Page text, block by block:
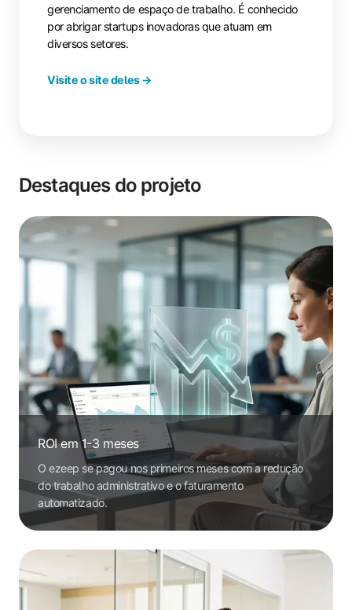
gerenciamento de espaço de trabalho. É conhecido
por abrigar startups inovadoras que atuam em
diversos setores.
Visite o site deles →
Destaques do projeto
ROI em 1-3 meses
O ezeep se pagou nos primeiros meses com a redução
do trabalho administrativo e o faturamento
automatizado.